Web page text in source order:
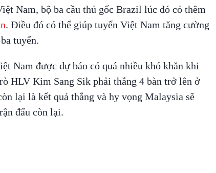
Nam, bộ ba cầu thủ gốc Brazil lúc đó có thêm
. Điều đó có thể giúp tuyển Việt Nam tăng cường
tuyến.
Nam được dự báo có quá nhiều khó khăn khi
HLV Kim Sang Sik phải thắng 4 bàn trở lên ở
lại là kết quả thắng và hy vọng Malaysia sẽ
đấu còn lại.